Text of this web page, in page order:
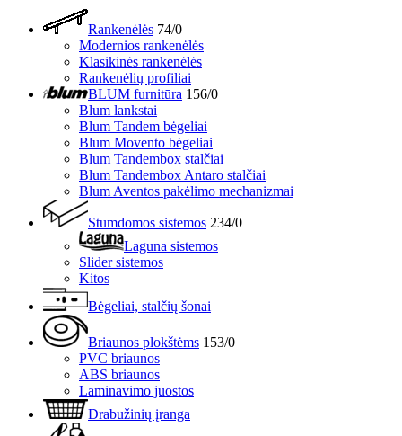
Rankenėlės 74/0
Modernios rankenėlės
Klasikinės rankenėlės
Rankenėlių profiliai
BLUM furnitūra 156/0
Blum lankstai
Blum Tandem bėgeliai
Blum Movento bėgeliai
Blum Tandembox stalčiai
Blum Tandembox Antaro stalčiai
Blum Aventos pakėlimo mechanizmai
Stumdomos sistemos 234/0
Laguna sistemos
Slider sistemos
Kitos
Bėgeliai, stalčių šonai
Briaunos plokštėms 153/0
PVC briaunos
ABS briaunos
Laminavimo juostos
Drabužinių įranga